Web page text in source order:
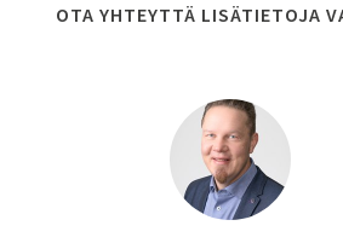
OTA YHTEYTTÄ LISÄTIETOJA